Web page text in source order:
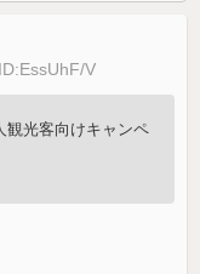
V
光客向けキャンペ